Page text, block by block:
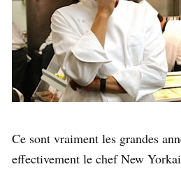
Ce sont vraiment les grandes
effectivement le chef New